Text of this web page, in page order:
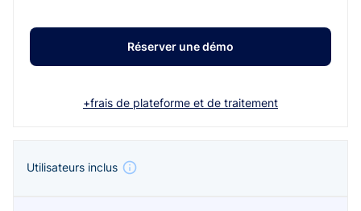
Réserver une démo
+frais de plateforme et de traitement
Utilisateurs inclus